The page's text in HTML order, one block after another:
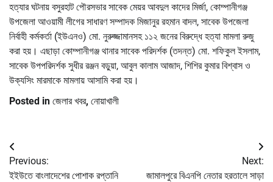
হত্যার ঘটনায় বসুরহাট পৌরসভার সাবেক মেয়র আবদুল কাদের মির্জা, কোম্পানীগঞ্জ
উপজেলা আওয়ামী লীগের সাধারণ সম্পাদক মিজানুর রহমান বাদল, সাবেক উপজেলা
নির্বাহী কর্মকর্তা (ইউএনও) মো. নুরুজ্জামানসহ ১১২ জনের বিরুদ্ধে হত্যা মামলা রুজু
করা হয়। এছাড়া কোম্পানীগঞ্জ থানার সাবেক পরিদর্শক (তদন্ত) মো. শফিকুল ইসলাম,
সাবেক উপপরিদর্শক সুধীর রঞ্জন বড়ুয়া, আবুল কালাম আজাদ, শিশির কুমার বিশ্বাস ও
উক্যসিং মারমাকে মামলায় আসামি করা হয়।
Posted in জেলার খবর, নোয়াখালী
Post
navigation
Previous:
ইইউতে বাংলাদেশের পোশাক রপ্তানি
Next:
জামালপুরে বিএনপি নেতার হরতালে সাড়া